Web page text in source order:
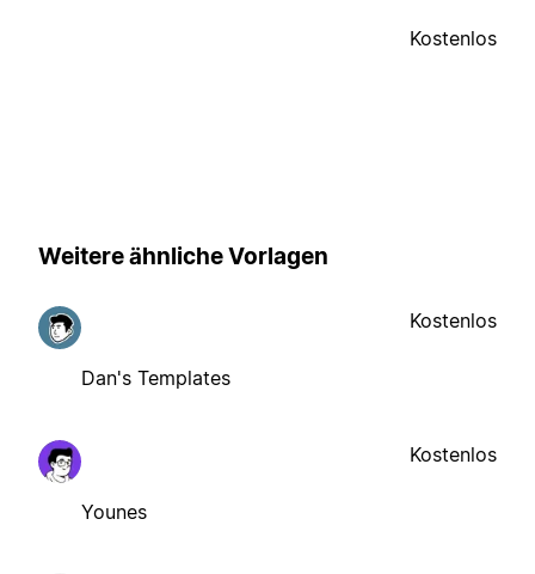
Kostenlos
Weitere ähnliche Vorlagen
Dan's Templates
Kostenlos
Younes
Kostenlos